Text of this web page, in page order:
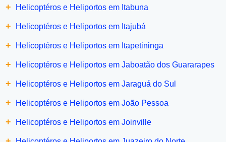
+ Helicoptéros e Heliportos em Itabuna
+ Helicoptéros e Heliportos em Itajubá
+ Helicoptéros e Heliportos em Itapetininga
+ Helicoptéros e Heliportos em Jaboatão dos Guararapes
+ Helicoptéros e Heliportos em Jaraguá do Sul
+ Helicoptéros e Heliportos em João Pessoa
+ Helicoptéros e Heliportos em Joinville